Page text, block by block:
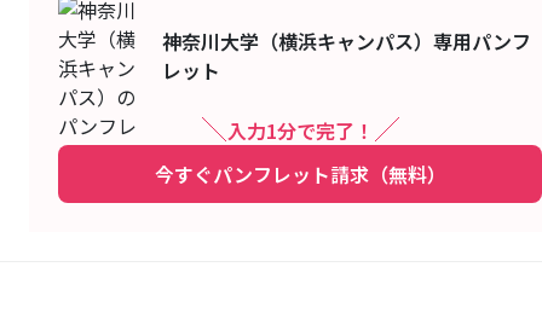
神奈川大学（横浜キャンパス） 専用パンフ
レット
入力1分で完了！
今すぐパンフレット請求（無料）